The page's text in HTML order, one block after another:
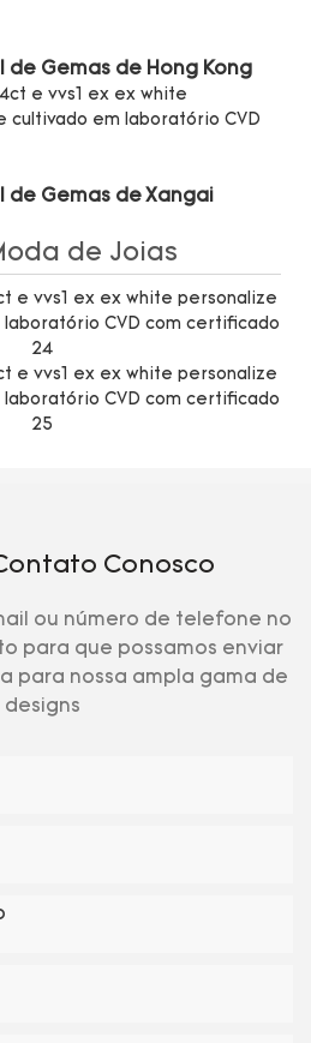
de Gemas de Hong Kong
de Gemas de Xangai
de Joias
Conosco
ou número de telefone no
para que possamos enviar
para nossa ampla gama de
designs